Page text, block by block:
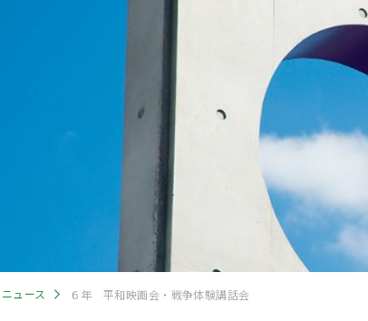
ニュース ６年 平和映画会・戦争体験講話会